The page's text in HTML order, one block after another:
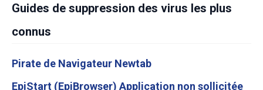
Guides de suppression des virus les plus
connus
Pirate de Navigateur Newtab
EpiStart (EpiBrowser) Application non sollicitée